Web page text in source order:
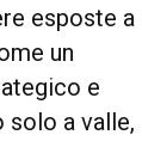
esposte a
un
e
solo a valle,